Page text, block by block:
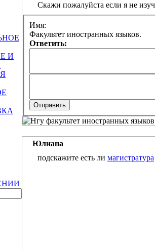
И
Скажи пожалуйста если я не
Имя:
Факультет иностранных языков.
Ответить:
Юлиана
подскажите есть ли магистратура